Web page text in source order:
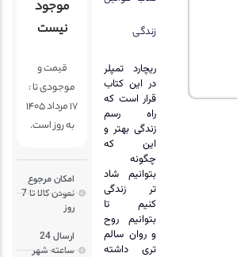
زندگی
ریچارد تمپلر
در این کتاب
قرار است که
راه رسم
زندگی بهتر و
این که
چگونه
بتوانیم شاد
تر زندگی
کنیم تا
بتوانیم روح
و روان سالم
تری داشته
موجود
نیست
قیمت و
موجودی تا :
17 مرداد 1405
به روز است.
امکان مرجوع
نمودن کالا تا 7
ارسال 24
ساعته شهر